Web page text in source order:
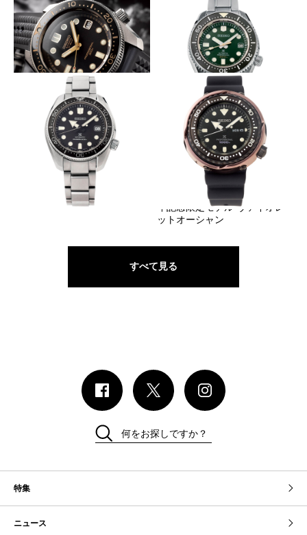
SEIKO
プロスペックス LXライン ブラ
ックエディション SBDB021
クレドール 叡智 Ⅱ
50年の時を経てあの名作が蘇る
1968 メカニカルダイバーズ 復
刻デザイン
島の豊かな自然に想いを馳せる
1968 メカニカルダイバーズ 50
周年記念限定モデル ディープ
フォレスト
コスパ最強の自動巻きダイバー
1968 メカニカルダイバーズ 現
アイコニックな外胴が幻想的な夕日
1978 クオーツダイバーズ 40周
年記念限定モデル ヴァイオレ
ットオーシャン
すべて見る
特集
ニュース
何をお探しですか？